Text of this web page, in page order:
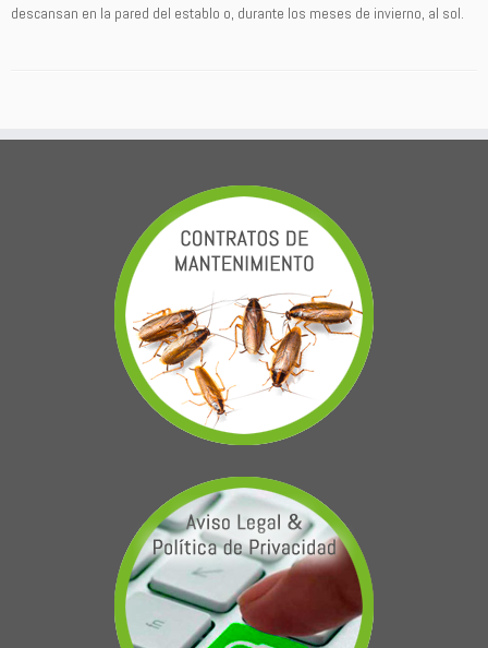
descansan en la pared del establo o, durante los meses de invierno, al sol.